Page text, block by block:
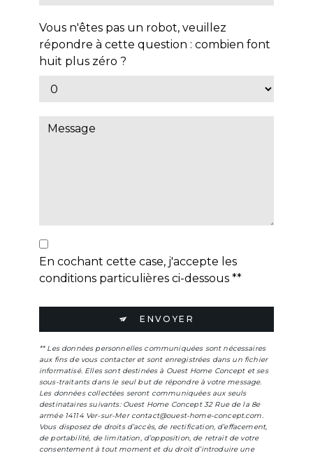
Vous n'êtes pas un robot, veuillez
répondre à cette question : combien font
huit plus zéro ?
En cochant cette case, j'accepte les
conditions particulières ci-dessous **
ENVOYER
** Les données personnelles communiquées sont nécessaires
aux fins de vous contacter et sont enregistrées dans un fichier
informatisé. Elles sont destinées à Ouest Home Concept et ses
sous-traitants dans le seul but de répondre à votre message.
Les données collectées seront communiquées aux seuls
destinataires suivants: Ouest Home Concept 32 Rue de la 8e
armée 14114 Ver-sur-Mer contact@ouest-home-concept.com.
Vous disposez de droits d’accès, de rectification, d’effacement,
de portabilité, de limitation, d’opposition, de retrait de votre
consentement à tout moment et du droit d’introduire une